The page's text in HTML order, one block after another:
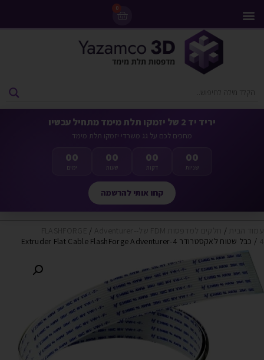
0
יריד יד 2 של יזמקו תלת מימד מתחיל עכשיו
מחכים לכם על גג משרדי יזמקו תלת מימד
00
ימים
00
שעות
00
דקות
00
שניות
קחו אותי להרשמה
/
/
/ כבל שטוח לאקסטרודר Extruder Flat Cable FlashForge Adventurer-4